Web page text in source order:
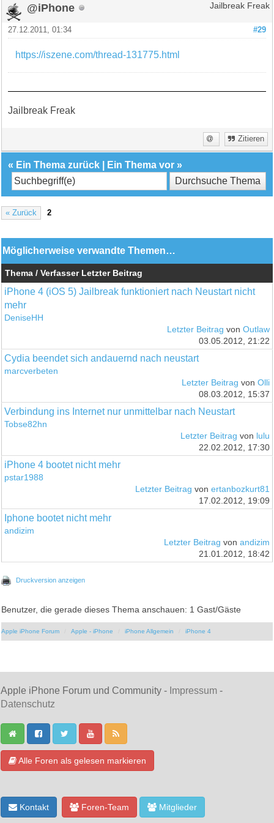
@iPhone Jailbreak Freak
#29
27.12.2011, 01:34
https://iszene.com/thread-131775.html
Jailbreak Freak
Zitieren
« Ein Thema zurück Ein Thema vor »
« Zurück 2
Möglicherweise verwandte Themen…
Thema / Verfasser Letzter Beitrag
iPhone 4 (iOS 5) Jailbreak funktioniert nach Neustart nicht
mehr
DeniseHH
Letzter Beitrag von Outlaw
03.05.2012, 21:22
Cydia beendet sich andauernd nach neustart
marcverbeten
Letzter Beitrag von Olli
08.03.2012, 15:37
Verbindung ins Internet nur unmittelbar nach Neustart
Tobse82hn
Letzter Beitrag von lulu
22.02.2012, 17:30
iPhone 4 bootet nicht mehr
pstar1988
Letzter Beitrag von ertanbozkurt81
17.02.2012, 19:09
Iphone bootet nicht mehr
andizim
Letzter Beitrag von andizim
21.01.2012, 18:42
Druckversion anzeigen
Benutzer, die gerade dieses Thema anschauen: 1 Gast/Gäste
Apple iPhone Forum Apple - iPhone iPhone Allgemein iPhone 4
Apple iPhone Forum und Community - Impressum -
Datenschutz
Alle Foren als gelesen markieren
Kontakt Foren-Team Mitglieder